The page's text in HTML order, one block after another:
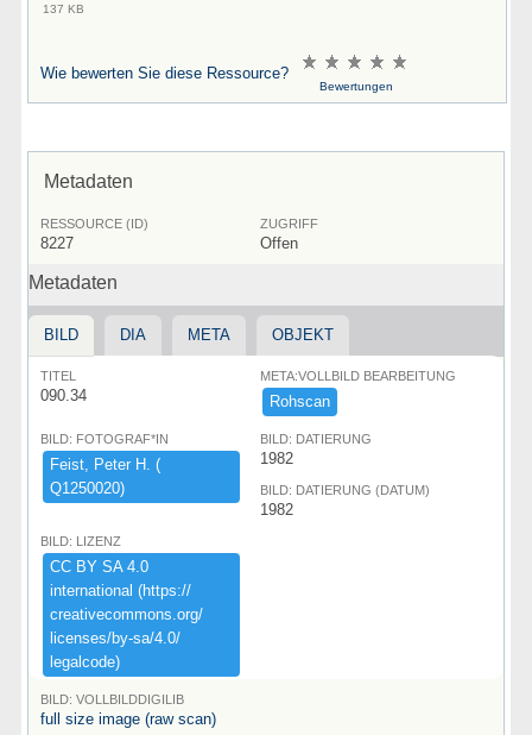
137 KB
Wie bewerten Sie diese Ressource?
Bewertungen
Metadaten
RESSOURCE (ID)
8227
ZUGRIFF
Offen
Metadaten
BILD DIA META OBJEKT
TITEL
090.34
META:VOLLBILD BEARBEITUNG
Rohscan
BILD: FOTOGRAF*IN
Feist,​ ​Peter ​H.​ ​(​
Q1250020)​
BILD: DATIERUNG
1982
BILD: DATIERUNG (DATUM)
1982
BILD: LIZENZ
CC ​BY ​SA ​4.​0 ​
international ​(​https:​/​/​
creativecommons.​org/​
licenses/​by-​sa/​4.​0/​
legalcode)​
BILD: VOLLBILDDIGILIB
full size image (raw scan)